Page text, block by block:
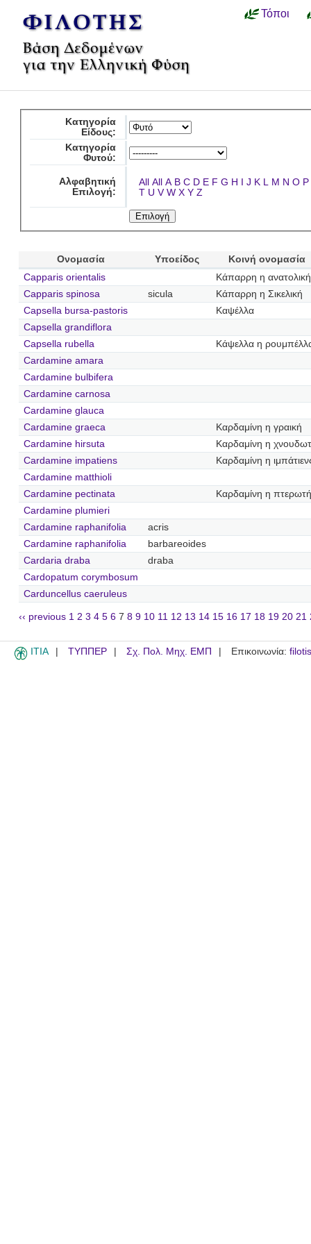
Τόποι
Κατηγορία
Είδους:
Κατηγορία
Φυτού:
Αλφαβητική
Επιλογή:
All All A B C D E F G H I J K L M N O P
T U V W X Y Z
Ονομασία Υποείδος
Κοινή ονομασία
Capparis orientalis
Κάπαρρη η ανατολική
Capparis spinosa
sicula
Κάπαρρη η Σικελική
Capsella bursa-pastoris
Καψέλλα
Capsella grandiflora
Capsella rubella
Κάψελλα η
Cardamine amara
Cardamine bulbifera
Cardamine carnosa
Cardamine glauca
Cardamine graeca
Καρδαμίνη η γραική
Cardamine hirsuta
Καρδαμίνη η
Cardamine impatiens
Καρδαμίνη η
Cardamine matthioli
Cardamine pectinata
Καρδαμίνη η πτερωτή
Cardamine plumieri
Cardamine raphanifolia
acris
Cardamine raphanifolia
barbareoides
Cardaria draba
draba
Cardopatum corymbosum
Carduncellus caeruleus
‹‹ previous 1 2 3 4 5 6 7 8 9 10 11 12 13 14 15 16 17 18 19 20 21
ITIA ΤΥΠΠΕΡ Σχ. Πολ. Μηχ. ΕΜΠ Επικοινωνία: